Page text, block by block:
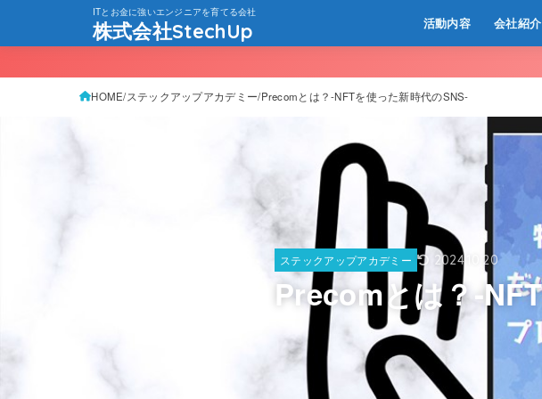
ITとお金に強いエンジニアを育てる会社
株式会社StechUp 活動内容 会社紹介
HOME ステックアップアカデミー Precomとは？-NFTを使った新時代のSNS-
ステックアップアカデミー 2024.10.20
Precomとは？-